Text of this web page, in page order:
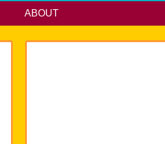
ABOUT